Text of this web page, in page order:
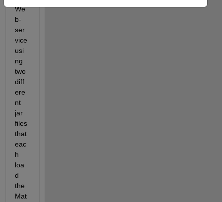
We
b-
ser
vice
usi
ng
two
diff
ere
nt
jar
files
that
eac
h
loa
d
the
Mat